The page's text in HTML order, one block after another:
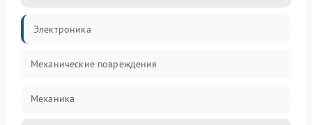
Электроника
Механические повреждения
Механика